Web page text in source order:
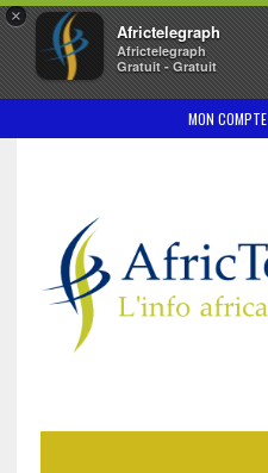
×
Africtelegraph
Africtelegraph
Gratuit - Gratuit
MON COMPTE